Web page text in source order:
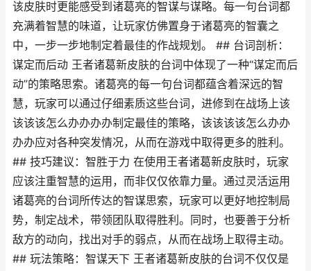
该皮肤时更能感受到诸葛亮的智谋与谋略。每一句台词都
充满着智慧的味道，让玩家仿佛置身于诸葛亮的智囊之
中，一步一步地制定着最佳的作战规划。 ## 台词剖析：
谋定而后动 王者诸葛新皮肤的台词中体现了一种“谋定而后
动”的策略思索。诸葛亮的每一句台词都蕴含着深远的智
慧，玩家可以通过仔细素质这些台词，进修到在战场上该
该该该怎么办办办办制定最佳的策略，该该该该怎么办办
办办应对各种突发情况，从而在游戏中取得更多的胜利。
## 技巧建议：智胜于力 在使用王者诸葛新皮肤时，玩家
应该注重智慧的运用，而非仅仅依靠力量。通过灵活运用
诸葛亮的台词所传达的智谋思索，玩家可以更好地控制局
势，制定战术，带领团队取得胜利。同时，也要善于分析
敌方的动向，找出对手的弱点，从而在战场上取得主动。
## 玩法策略：智谋天下 王者诸葛新皮肤的台词不仅仅是